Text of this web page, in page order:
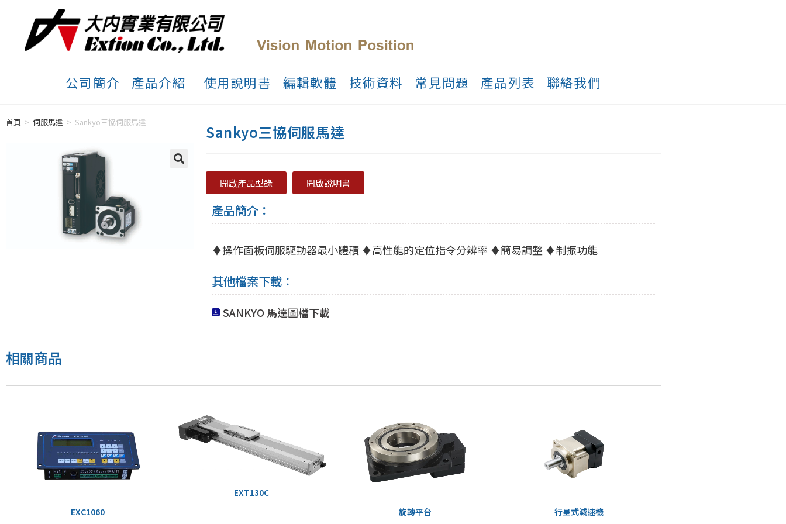
公司簡介 產品介紹 使用說明書 編輯軟體 技術資料 常見問題 產品列表 聯絡我們
首頁 > 伺服馬達 > Sankyo三協伺服馬達 Sankyo三協伺服馬達
開啟產品型錄 開啟說明書
產品簡介：
♦操作面板伺服驅動器最小體積 ♦高性能的定位指令分辨率 ♦簡易調整 ♦制振功能
其他檔案下載：
SANKYO 馬達圖檔下載
相關商品
EXC1060
EXT130C
旋轉平台
行星式減速機